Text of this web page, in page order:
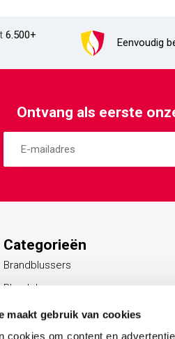
maakt gebruik van cookies
cookies om content en
6.500+
Eenvoudig
Ontvang als eerste
Categorieën
Brandblussers
Blusdekens
Rookmelders
Vluchtladders